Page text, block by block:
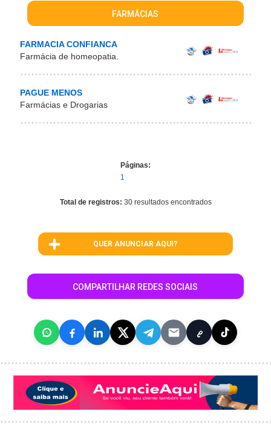
FARMÁCIAS
FARMACIA CONFIANCA
Farmácia de homeopatia.
PAGUE MENOS
Farmácias e Drogarias
Páginas:
1
Total de registros: 30 resultados encontrados
QUER ANUNCIAR AQUI?
COMPARTILHAR REDES SOCIAIS